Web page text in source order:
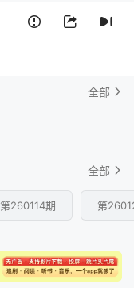
全部
全部
第260114期 第